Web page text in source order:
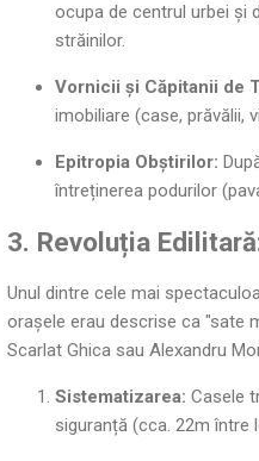
ocupa de centrul urbei și
străinilor.
Vornicii și Căpitanii de
imobiliare (case, prăvălii,
Epitropia Obștirilor:
întreținerea podurilor
3. Revoluția
Unul dintre cele mai
orașele erau descrise ca "sate
Scarlat Ghica sau Alexandru
Sistematizarea: Casele
siguranță (cca. 22m între